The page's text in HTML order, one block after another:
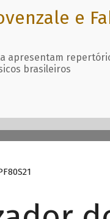
e
apresentam
brasileiros